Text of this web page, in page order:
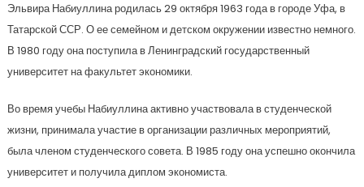
Эльвира Набиуллина родилась 29 октября 1963 года в городе Уфа, в
Татарской ССР. О ее семейном и детском окружении известно немного.
В 1980 году она поступила в Ленинградский государственный
университет на факультет экономики.
Во время учебы Набиуллина активно участвовала в студенческой
жизни, принимала участие в организации различных мероприятий,
была членом студенческого совета. В 1985 году она успешно окончила
университет и получила диплом экономиста.